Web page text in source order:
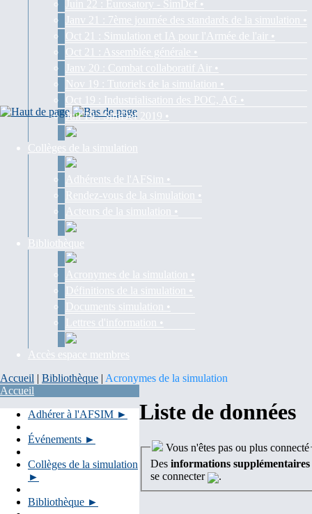
Juin 22 : Eurosatory - SimDef •
Janv 21 : 7ème journée des standards de la simulation •
Oct 21 : Simulation et IA pour l'Armée de l'air •
Oct 21 : Assemblée générale •
Janv 20 : Combat collaboratif Air •
Nov 19 : Tutoriels de la simulation •
Oct 19 : Industrialisation des POC, AG •
Juil 19 : SimDef 2019 •
Collèges de la simulation
Adhérents de l'AFSim •
Rendez-vous de la simulation •
Acteurs de la simulation •
Bibliothèque
Acronymes de la simulation •
Définitions de la simulation •
Documents simulation •
Lettres d'information •
Accès espace membres
Accueil | Bibliothèque | Acronymes de la simulation
Accueil
Adhérer à l'AFSIM ►
Événements ►
Collèges de la simulation
►
Bibliothèque ►
Liste de données
Vous n'êtes pas ou plus connecté
Des informations supplémentaires
se connecter
.